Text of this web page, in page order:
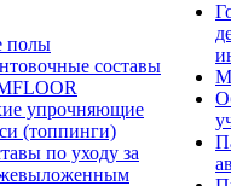
полы
составы
упрочняющие
(топпинги)
по уходу за